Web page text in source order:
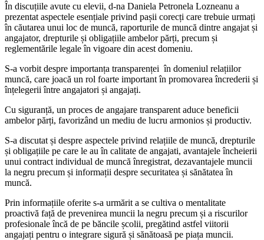
În discuțiile avute cu elevii, d-na Daniela Petronela Lozneanu a
prezentat aspectele esențiale privind pașii corecți care trebuie urmați
în căutarea unui loc de muncă, raporturile de muncă dintre angajat și
angajator, drepturile și obligațiile ambelor părți, precum și
reglementările legale în vigoare din acest domeniu.
S-a vorbit despre importanța transparenței în domeniul relațiilor
muncă, care joacă un rol foarte important în promovarea încrederii și
înțelegerii între angajatori și angajați.
Cu siguranță, un proces de angajare transparent aduce beneficii
ambelor părți, favorizând un mediu de lucru armonios și productiv.
S-a discutat și despre aspectele privind relațiile de muncă, drepturile
și obligațiile pe care le au în calitate de angajati, avantajele încheierii
unui contract individual de muncă înregistrat, dezavantajele muncii
la negru precum și informații despre securitatea și sănătatea în
muncă.
Prin informațiile oferite s-a urmărit a se cultiva o mentalitate
proactivă față de prevenirea muncii la negru precum și a riscurilor
profesionale încă de pe băncile școlii, pregătind astfel viitorii
angajați pentru o integrare sigură și sănătoasă pe piața muncii.